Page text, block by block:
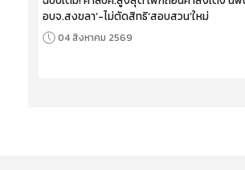
อบจ.สงขลา’-ไม่ตัดสิทธิ‘สอบสวน’ใหม่
04 สิงหาคม 2569